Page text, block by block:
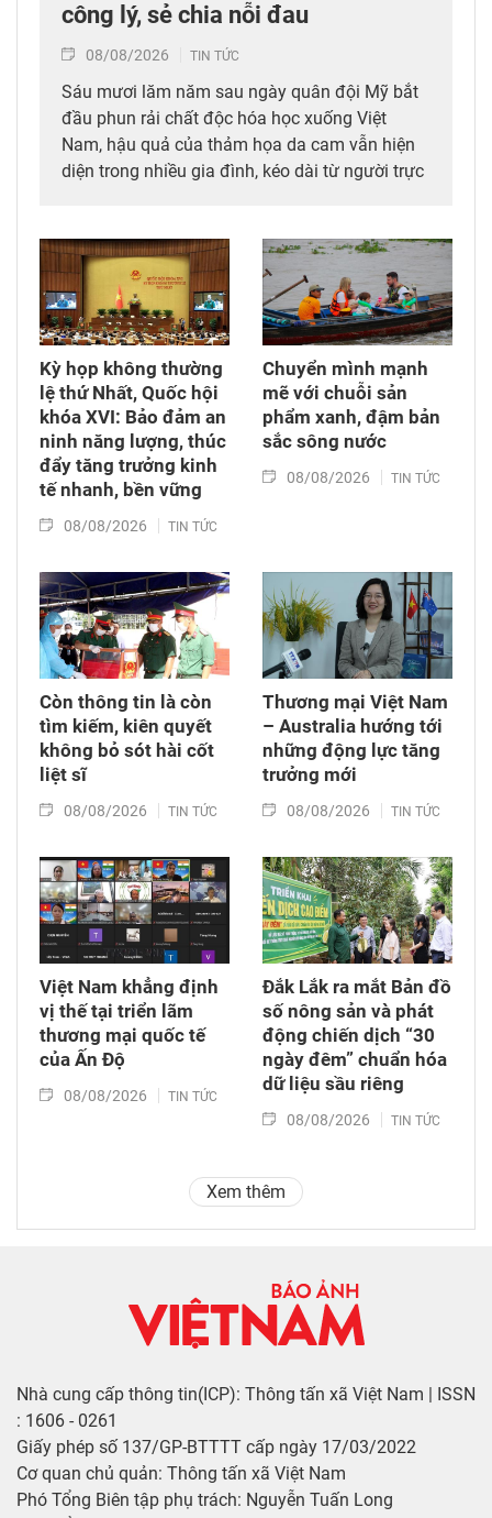
công lý, sẻ chia nỗi đau
08/08/2026 TIN TỨC
Sáu mươi lăm năm sau ngày quân đội Mỹ bắt
đầu phun rải chất độc hóa học xuống Việt
Nam, hậu quả của thảm họa da cam vẫn hiện
diện trong nhiều gia đình, kéo dài từ người trực
diễn ra tại các tòa án quốc tế mà còn cần được
tiếp tục bằng những chính sách đủ đầy hơn, để
những người sinh ra trong hòa bình không bị
bỏ lại với hậu quả của cuộc chiến mình chưa
từng trải qua.
Kỳ họp không thường
lệ thứ Nhất, Quốc hội
khóa XVI: Bảo đảm an
ninh năng lượng, thúc
đẩy tăng trưởng kinh
tế nhanh, bền vững
08/08/2026 TIN TỨC
Chuyển mình mạnh
mẽ với chuỗi sản
phẩm xanh, đậm bản
sắc sông nước
08/08/2026 TIN TỨC
Còn thông tin là còn
tìm kiếm, kiên quyết
không bỏ sót hài cốt
liệt sĩ
08/08/2026 TIN TỨC
Thương mại Việt Nam
– Australia hướng tới
những động lực tăng
trưởng mới
08/08/2026 TIN TỨC
Việt Nam khẳng định
vị thế tại triển lãm
thương mại quốc tế
của Ấn Độ
08/08/2026 TIN TỨC
Đắk Lắk ra mắt Bản đồ
số nông sản và phát
động chiến dịch “30
ngày đêm” chuẩn hóa
dữ liệu sầu riêng
08/08/2026 TIN TỨC
Xem thêm
Nhà cung cấp thông tin(ICP): Thông tấn xã Việt Nam | ISSN
: 1606 - 0261
Giấy phép số 137/GP-BTTTT cấp ngày 17/03/2022
Cơ quan chủ quản: Thông tấn xã Việt Nam
Phó Tổng Biên tập phụ trách: Nguyễn Tuấn Long